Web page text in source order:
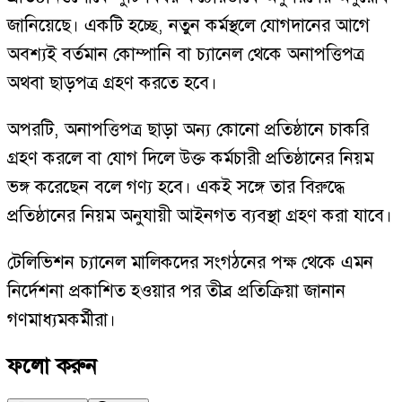
জানিয়েছে। একটি হচ্ছে, নতুন কর্মস্থলে যোগদানের আগে
অবশ্যই বর্তমান কোম্পানি বা চ্যানেল থেকে অনাপত্তিপত্র
অথবা ছাড়পত্র গ্রহণ করতে হবে।
অপরটি, অনাপত্তিপত্র ছাড়া অন্য কোনো প্রতিষ্ঠানে চাকরি
গ্রহণ করলে বা যোগ দিলে উক্ত কর্মচারী প্রতিষ্ঠানের নিয়ম
ভঙ্গ করেছেন বলে গণ্য হবে। একই সঙ্গে তার বিরুদ্ধে
প্রতিষ্ঠানের নিয়ম অনুযায়ী আইনগত ব্যবস্থা গ্রহণ করা যাবে।
টেলিভিশন চ্যানেল মালিকদের সংগঠনের পক্ষ থেকে এমন
নির্দেশনা প্রকাশিত হওয়ার পর তীব্র প্রতিক্রিয়া জানান
গণমাধ্যমকর্মীরা।
ফলো করুন